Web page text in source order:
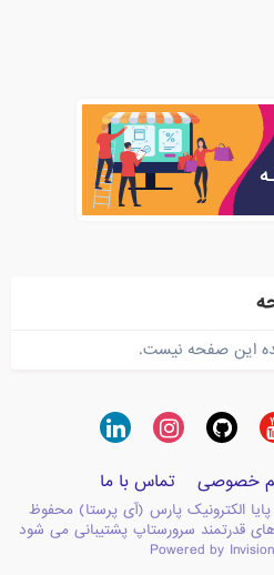
این صفحه نیست.
خصوصی تماس با ما
الکترونیک پارس (آی پرستا) محفوظ
قدرتمند سرورستاپ پشتیبانی می شود
Powered by